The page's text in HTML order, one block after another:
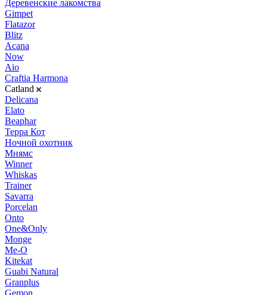
Деревенские лакомства
Gimpet
Flatazor
Blitz
Acana
Now
Aio
Craftia Harmona
Catland
Delicana
Elato
Beaphar
Терра Кот
Ночной охотник
Мнямс
Winner
Whiskas
Trainer
Savarra
Porcelan
Onto
One&Only
Monge
Me-O
Kitekat
Guabi Natural
Granplus
Gemon